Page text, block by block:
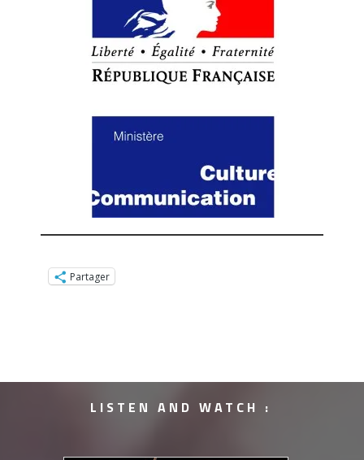
Partager
LISTEN AND WATCH :